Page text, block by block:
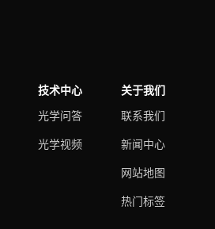
技术中心
光学问答
光学视频
关于我们
联系我们
新闻中心
网站地图
热门标签